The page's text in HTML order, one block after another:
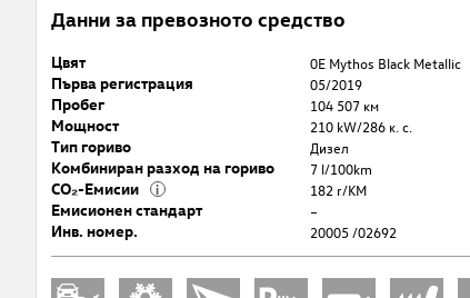
Данни за превозното средство
Цвят 0E Mythos Black Metallic
Първа регистрация 05/2019
Пробег 104 507 км
Мощност 210 kW/286 к. с.
Тип гориво Дизел
Комбиниран разход на гориво 7 l/100km
CO₂-Емисии i 182 r/KM
Емисионен стандарт –
Инв. номер. 20005 /02692